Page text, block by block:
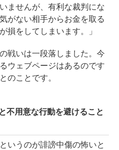
ませんが、有利な裁判にな
がない相手からお金を取る
損をしてしまいます。」
戦いは一段落しました。今
ウェブページはあるのです
のことです。
不用意な行動を避けること
いうのが誹謗中傷の怖いと